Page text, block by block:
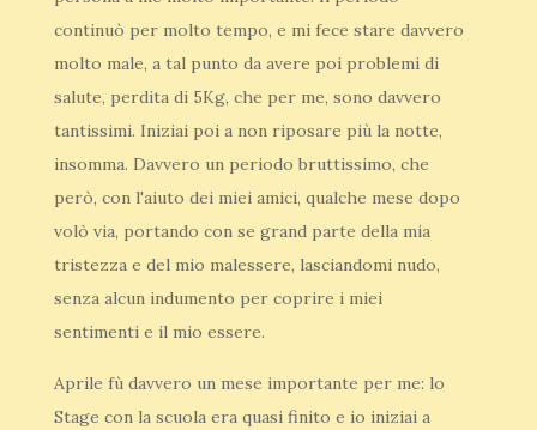
continuò per molto tempo, e mi fece stare davvero
molto male, a tal punto da avere poi problemi di
salute, perdita di 5Kg, che per me, sono davvero
tantissimi. Iniziai poi a non riposare più la notte,
insomma. Davvero un periodo bruttissimo, che
però, con l'aiuto dei miei amici, qualche mese dopo
volò via, portando con se grand parte della mia
tristezza e del mio malessere, lasciandomi nudo,
senza alcun indumento per coprire i miei
sentimenti e il mio essere.
Aprile fù davvero un mese importante per me: lo
Stage con la scuola era quasi finito e io iniziai a